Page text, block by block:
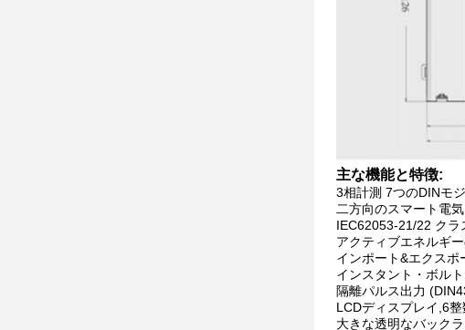
主な機能と特徴:
3相計測 7つのDINモ
二方向のスマート電
IEC62053-21/22 クラ
アクティブエネルギ
インポート&エクスポ
インスタント・ボル
隔離パルス出力
LCDディスプレイ,6
大きな透明なバック